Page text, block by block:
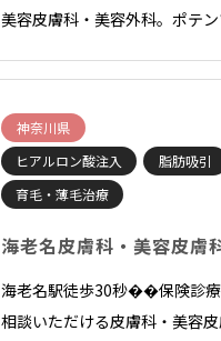
美容皮膚科・美容外科。ポテ
神奈川県
ヒアルロン酸注入
脂肪吸引
育毛・薄毛治療
海老名皮膚科・美容皮膚
海老名駅徒歩30秒��保険診療
相談いただける皮膚科・美容